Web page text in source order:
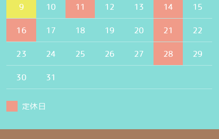
9 10 11 12 13 14 15
16 17 18 19 20 21 22
23 24 25 26 27 28 29
30 31
定休日